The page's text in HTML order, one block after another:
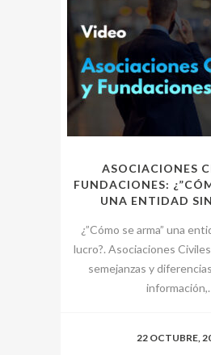
ASOCIACIONES
FUNDACIONES:
UNA ENTIDAD
¿”Cómo se arma” una
lucro?. Asociaciones
semejanzas y
22 OCTUBRE,